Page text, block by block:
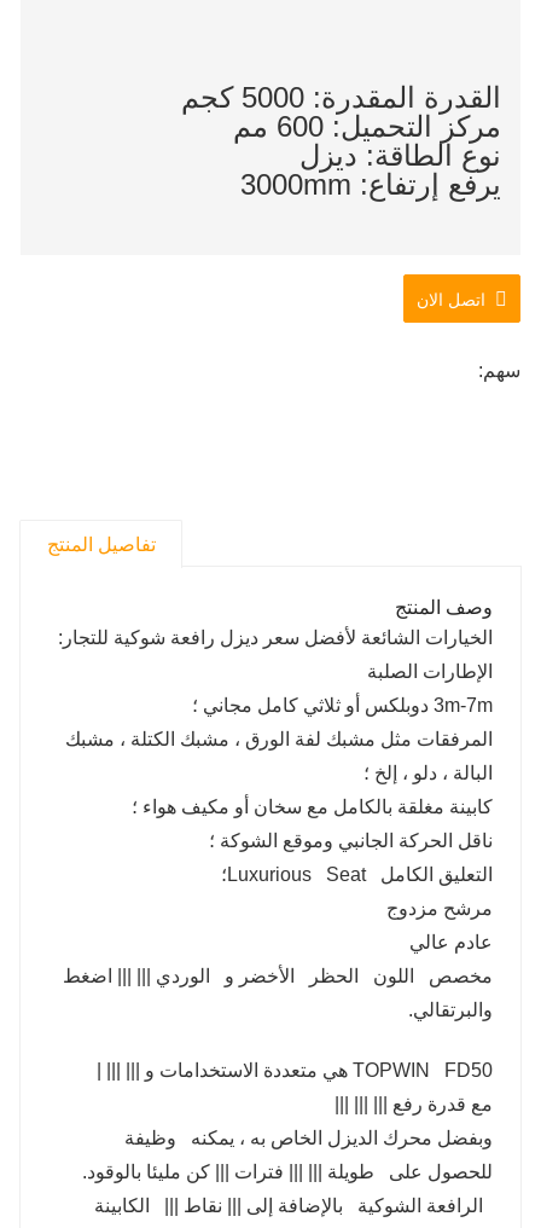
القدرة المقدرة: 5000 كجم
مركز التحميل: 600 مم
نوع الطاقة: ديزل
يرفع إرتفاع: 3000mm
اتصل الان
سهم:
تفاصيل المنتج
وصف المنتج
الخيارات الشائعة لأفضل سعر ديزل رافعة شوكية للتجار:
الإطارات الصلبة
3m-7m دوبلكس أو ثلاثي كامل مجاني ؛
المرفقات مثل مشبك لفة الورق ، مشبك الكتلة ، مشبك
البالة ، دلو ، إلخ ؛
كابينة مغلقة بالكامل مع سخان أو مكيف هواء ؛
ناقل الحركة الجانبي وموقع الشوكة ؛
التعليق الكامل Luxurious Seat؛
مرشح مزدوج
عادم عالي
مخصص اللون الحظر الأخضر و الوردي ||| ||| اضغط
والبرتقالي.
TOPWIN FD50 هي متعددة الاستخدامات و ||| ||| |
مع قدرة رفع ||| ||| |||
وبفضل محرك الديزل الخاص به ، يمكنه وظيفة
للحصول على طويلة ||| ||| فترات ||| كن مليئا بالوقود.
الرافعة الشوكية بالإضافة إلى ||| نقاط ||| الكابينة